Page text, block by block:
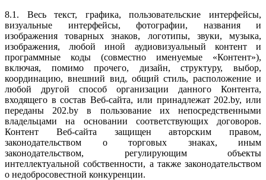
8.1. Весь текст, графика, пользовательские интерфейсы,
визуальные интерфейсы, фотографии, названия и
изображения товарных знаков, логотипы, звуки, музыка,
изображения, любой иной аудиовизуальный контент и
программные коды (совместно именуемые «Контент»),
включая, помимо прочего, дизайн, структуру, выбор,
координацию, внешний вид, общий стиль, расположение и
любой другой способ организации данного Контента,
входящего в состав Веб-сайта, или принадлежат 202.by, или
переданы 202.by в пользование их непосредственными
владельцами на основании соответствующих договоров.
Контент Веб-сайта защищен авторским правом,
законодательством о торговых знаках, иным
законодательством, регулирующим объекты
интеллектуальной собственности, а также законодательством
о недобросовестной конкуренции.